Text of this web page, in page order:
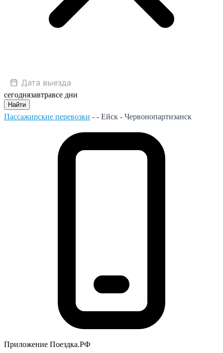
сегоднязавтравсе дни
Найти
Пассажирские перевозки - - Ейск - Червонопартизанск
Приложение Поездка.РФ